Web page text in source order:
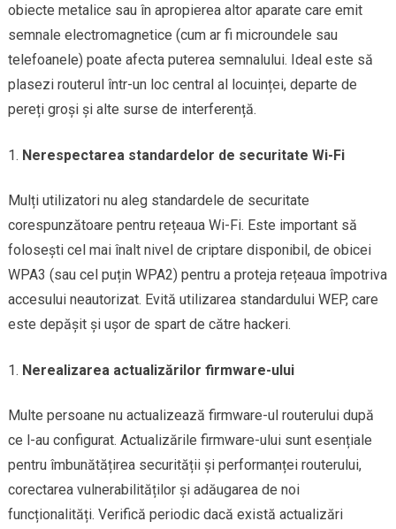
obiecte metalice sau în apropierea altor aparate care emit
semnale electromagnetice (cum ar fi microundele sau
telefoanele) poate afecta puterea semnalului. Ideal este să
plasezi routerul într-un loc central al locuinței, departe de
pereți groși și alte surse de interferență.
Nerespectarea standardelor de securitate Wi-Fi
Mulți utilizatori nu aleg standardele de securitate
corespunzătoare pentru rețeaua Wi-Fi. Este important să
folosești cel mai înalt nivel de criptare disponibil, de obicei
WPA3 (sau cel puțin WPA2) pentru a proteja rețeaua împotriva
accesului neautorizat. Evită utilizarea standardului WEP, care
este depășit și ușor de spart de către hackeri.
Nerealizarea actualizărilor firmware-ului
Multe persoane nu actualizează firmware-ul routerului după
ce l-au configurat. Actualizările firmware-ului sunt esențiale
pentru îmbunătățirea securității și performanței routerului,
corectarea vulnerabilităților și adăugarea de noi
funcționalități. Verifică periodic dacă există actualizări